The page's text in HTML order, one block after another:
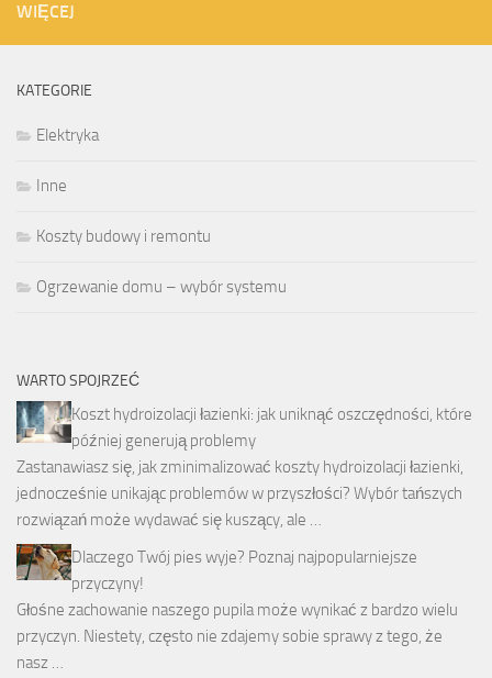
WIĘCEJ
KATEGORIE
Elektryka
Inne
Koszty budowy i remontu
Ogrzewanie domu – wybór systemu
WARTO SPOJRZEĆ
Koszt hydroizolacji łazienki: jak uniknąć oszczędności, które
później generują problemy
Zastanawiasz się, jak zminimalizować koszty hydroizolacji łazienki,
jednocześnie unikając problemów w przyszłości? Wybór tańszych
rozwiązań może wydawać się kuszący, ale …
Dlaczego Twój pies wyje? Poznaj najpopularniejsze
przyczyny!
Głośne zachowanie naszego pupila może wynikać z bardzo wielu
przyczyn. Niestety, często nie zdajemy sobie sprawy z tego, że
nasz …